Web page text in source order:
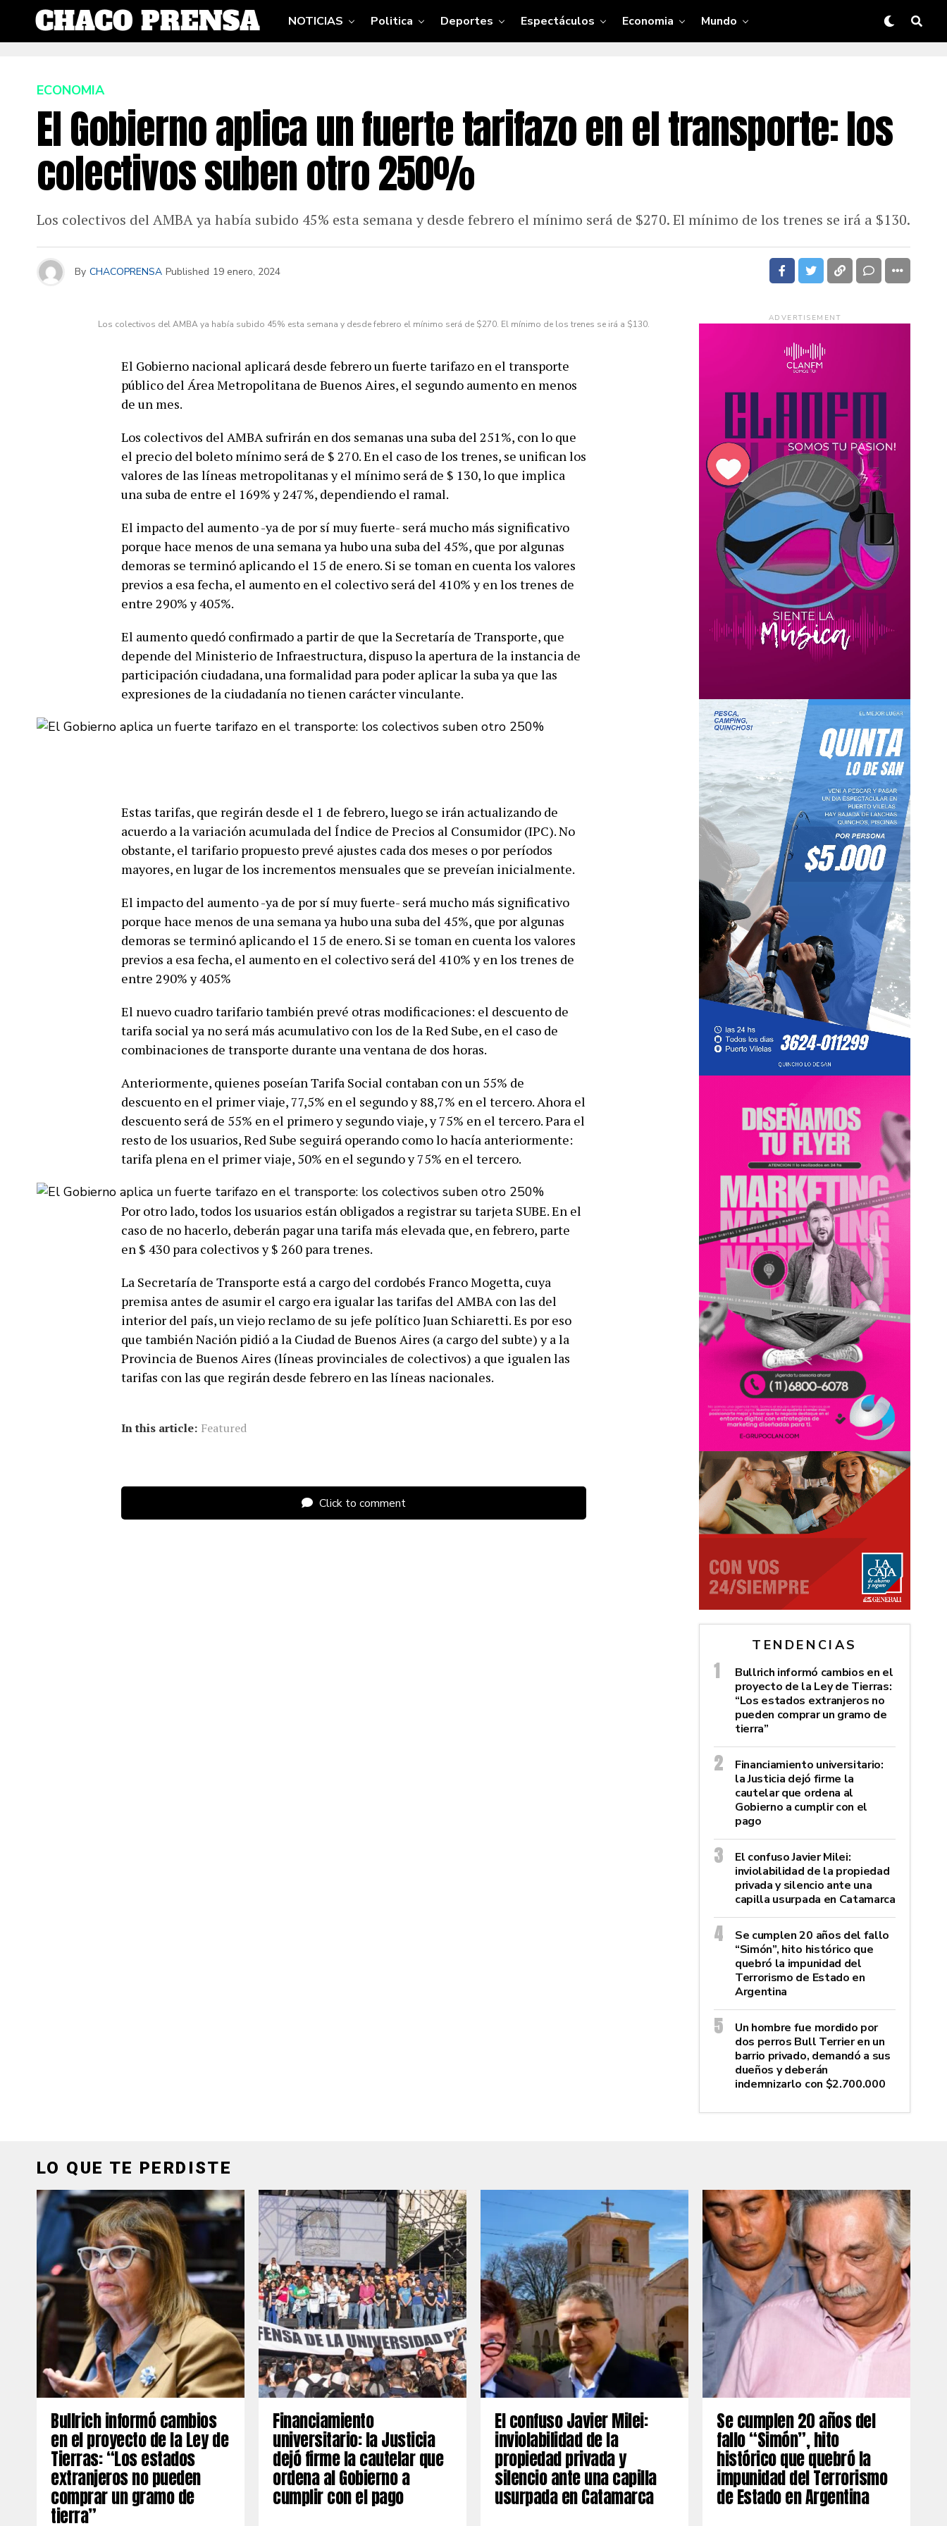
NOTICIAS Politica Deportes Espectáculos Economia Mundo
ECONOMIA
El Gobierno aplica un fuerte tarifazo en el transporte: los
colectivos suben otro 250%
Los colectivos del AMBA ya había subido 45% esta semana y desde febrero el mínimo será de $270. El mínimo de los trenes se irá a $130.
By CHACOPRENSA Published 19 enero, 2024
Los colectivos del AMBA ya había subido 45% esta semana y desde febrero el mínimo será de $270. El mínimo de los trenes se irá a $130.
El Gobierno nacional aplicará desde febrero un fuerte tarifazo en el transporte
público del Área Metropolitana de Buenos Aires, el segundo aumento en menos
de un mes.
Los colectivos del AMBA sufrirán en dos semanas una suba del 251%, con lo que
el precio del boleto mínimo será de $ 270. En el caso de los trenes, se unifican los
valores de las líneas metropolitanas y el mínimo será de $ 130, lo que implica
una suba de entre el 169% y 247%, dependiendo el ramal.
El impacto del aumento -ya de por sí muy fuerte- será mucho más significativo
porque hace menos de una semana ya hubo una suba del 45%, que por algunas
demoras se terminó aplicando el 15 de enero. Si se toman en cuenta los valores
previos a esa fecha, el aumento en el colectivo será del 410% y en los trenes de
entre 290% y 405%.
El aumento quedó confirmado a partir de que la Secretaría de Transporte, que
depende del Ministerio de Infraestructura, dispuso la apertura de la instancia de
participación ciudadana, una formalidad para poder aplicar la suba ya que las
expresiones de la ciudadanía no tienen carácter vinculante.
Estas tarifas, que regirán desde el 1 de febrero, luego se irán actualizando de
acuerdo a la variación acumulada del Índice de Precios al Consumidor (IPC). No
obstante, el tarifario propuesto prevé ajustes cada dos meses o por períodos
mayores, en lugar de los incrementos mensuales que se preveían inicialmente.
El impacto del aumento -ya de por sí muy fuerte- será mucho más significativo
porque hace menos de una semana ya hubo una suba del 45%, que por algunas
demoras se terminó aplicando el 15 de enero. Si se toman en cuenta los valores
previos a esa fecha, el aumento en el colectivo será del 410% y en los trenes de
entre 290% y 405%
El nuevo cuadro tarifario también prevé otras modificaciones: el descuento de
tarifa social ya no será más acumulativo con los de la Red Sube, en el caso de
combinaciones de transporte durante una ventana de dos horas.
Anteriormente, quienes poseían Tarifa Social contaban con un 55% de
descuento en el primer viaje, 77,5% en el segundo y 88,7% en el tercero. Ahora el
descuento será de 55% en el primero y segundo viaje, y 75% en el tercero. Para el
resto de los usuarios, Red Sube seguirá operando como lo hacía anteriormente:
tarifa plena en el primer viaje, 50% en el segundo y 75% en el tercero.
Por otro lado, todos los usuarios están obligados a registrar su tarjeta SUBE. En el
caso de no hacerlo, deberán pagar una tarifa más elevada que, en febrero, parte
en $ 430 para colectivos y $ 260 para trenes.
La Secretaría de Transporte está a cargo del cordobés Franco Mogetta, cuya
premisa antes de asumir el cargo era igualar las tarifas del AMBA con las del
interior del país, un viejo reclamo de su jefe político Juan Schiaretti. Es por eso
que también Nación pidió a la Ciudad de Buenos Aires (a cargo del subte) y a la
Provincia de Buenos Aires (líneas provinciales de colectivos) a que igualen las
tarifas con las que regirán desde febrero en las líneas nacionales.
In this article: Featured
Click to comment
ADVERTISEMENT
TENDENCIAS
Bullrich informó cambios en el
proyecto de la Ley de Tierras:
“Los estados extranjeros no
pueden comprar un gramo de
tierra”
Financiamiento universitario:
la Justicia dejó firme la
cautelar que ordena al
Gobierno a cumplir con el
pago
El confuso Javier Milei:
inviolabilidad de la propiedad
privada y silencio ante una
capilla usurpada en Catamarca
Se cumplen 20 años del fallo
“Simón”, hito histórico que
quebró la impunidad del
Terrorismo de Estado en
Argentina
Un hombre fue mordido por
dos perros Bull Terrier en un
barrio privado, demandó a sus
dueños y deberán
indemnizarlo con $2.700.000
LO QUE TE PERDISTE
Bullrich informó cambios
en el proyecto de la Ley de
Tierras: “Los estados
extranjeros no pueden
comprar un gramo de
tierra”
Financiamiento
universitario: la Justicia
dejó firme la cautelar que
ordena al Gobierno a
cumplir con el pago
El confuso Javier Milei:
inviolabilidad de la
propiedad privada y
silencio ante una capilla
usurpada en Catamarca
Se cumplen 20 años del
fallo “Simón”, hito
histórico que quebró la
impunidad del Terrorismo
de Estado en Argentina